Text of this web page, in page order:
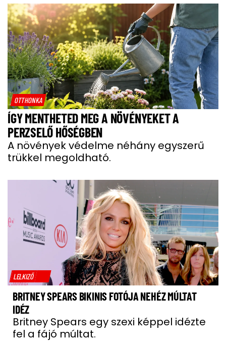
OTTHONKA
ÍGY MENTHETED MEG A NÖVÉNYEKET A
PERZSELŐ HŐSÉGBEN
A növények védelme néhány egyszerű
trükkel megoldható.
LELKIZŐ
BRITNEY SPEARS BIKINIS FOTÓJA NEHÉZ MÚLTAT
IDÉZ
Britney Spears egy szexi képpel idézte
fel a fájó múltat.